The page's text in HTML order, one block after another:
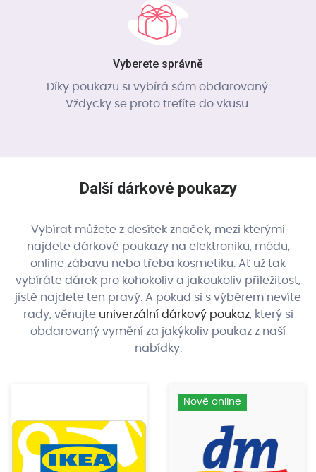
Vyberete správně
Díky poukazu si vybírá sám obdarovaný.
Vždycky se proto trefíte do vkusu.
Další dárkové poukazy
Vybírat můžete z desítek značek, mezi kterými
najdete dárkové poukazy na elektroniku, módu,
online zábavu nebo třeba kosmetiku. Ať už tak
vybíráte dárek pro kohokoliv a jakoukoliv příležitost,
jistě najdete ten pravý. A pokud si s výběrem nevíte
rady, věnujte univerzální dárkový poukaz, který si
obdarovaný vymění za jakýkoliv poukaz z naší
nabídky.
Nově online